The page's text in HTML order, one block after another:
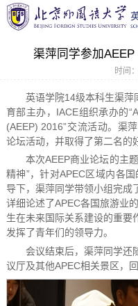
渠萍同学参加
时间
英语学院14级本科生渠
育部主办，IACE组织承办的
(AEEP) 2016”交流活动。渠
论坛活动，并取得了第二名的
本次AEEP商业论坛的主
精神”，针对APEC区域内各
导下，渠萍同学带领小组完成
详细论述了APEC各国旅游业
生在未来国际关系建设的重要
发挥了青年们的领导力。
会议结束后，渠萍同学还
议厅及其他APEC相关景区，